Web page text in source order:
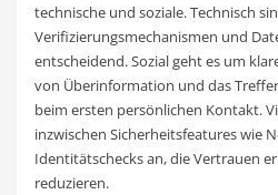
technische und soziale. Technisch
Verifizierungsmechanismen und
entscheidend. Sozial geht es um
von Überinformation und das
beim ersten persönlichen Kontakt.
inzwischen Sicherheitsfeatures wie
Identitätschecks an, die Vertrauen
reduzieren.